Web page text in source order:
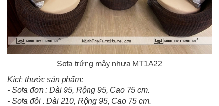
Sofa trứng mây nhựa MT1A22
Kích thước sản phẩm:
- Sofa đơn : Dài 95, Rộng 95, Cao 75 cm.
- Sofa đôi : Dài 210, Rộng 95, Cao 75 cm.